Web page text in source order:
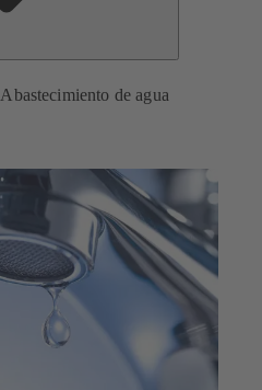
Abastecimiento de agua